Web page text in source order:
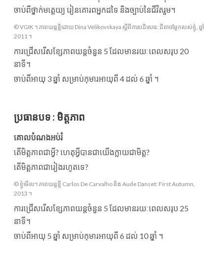
ចាប់ពីថ្នាក់មត្តេយ្យ រៀនគោរពអ្នកដទៃ និងច្បាប់នៃជីវិតរួម។
© VGIK ។ ភាពយន្តខ្លីដោយ Dina Velikovskaya ស្តីពីការបដិសេធ: ជីតាចម្លែករបស់ខ្ញុំ, ឆ្នាំ
2011 ។
ការជ្រើសរើសខ្សែភាពយន្តចំនួន 5 ដែលមានរយៈពេលសរុប 20
នាទី។
ចាប់ពីអាយុ 3 ឆ្នាំ សម្រាប់កុមារអាយុពី 4 ដល់ 6 ឆ្នាំ ។
ប្រធានបទ : មិត្តភាព
គោលបំណងអប់រំ
តើមិត្តភាពជាអ្វី? ហេតុអ្វីបានជាយើងក្លាយជាមិត្ត?
តើមិត្តភាពជារៀងរហូតទេ?
© ខ្ញុំមើល។ ភាពយន្តខ្លី Carlos De Carvalho និង Aude Danset: First Autumn,
2013 ។
ការជ្រើសរើសខ្សែភាពយន្តចំនួន 5 ដែលមានរយៈពេលសរុប 25
នាទី។
ចាប់ពីអាយុ 5 ឆ្នាំ សម្រាប់កុមារអាយុពី 6 ដល់ 10 ឆ្នាំ ។